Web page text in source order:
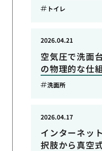
トイレ
空気圧で洗面
の物理的な仕
2026.04.21
洗面所
インターネッ
択肢から真空
2026.04.17